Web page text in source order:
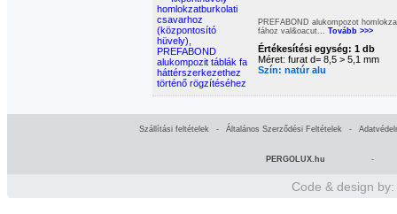
PREFABOND alukompozot
fához val&oacut... Tovább >>>
Értékesítési egység: 1 db
Méret: furat d= 8,5 > 5,1 mm
Szín: natúr alu
Szállítási feltételek - Általános Szerződési Feltételek -
PERGOLUX.hu -
Code & design by: